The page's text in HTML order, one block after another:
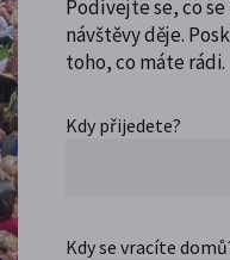
Podívejte se, co
návštěvy děje.
toho, co máte rádi.
Kdy přijedete?
Kdy se vracíte